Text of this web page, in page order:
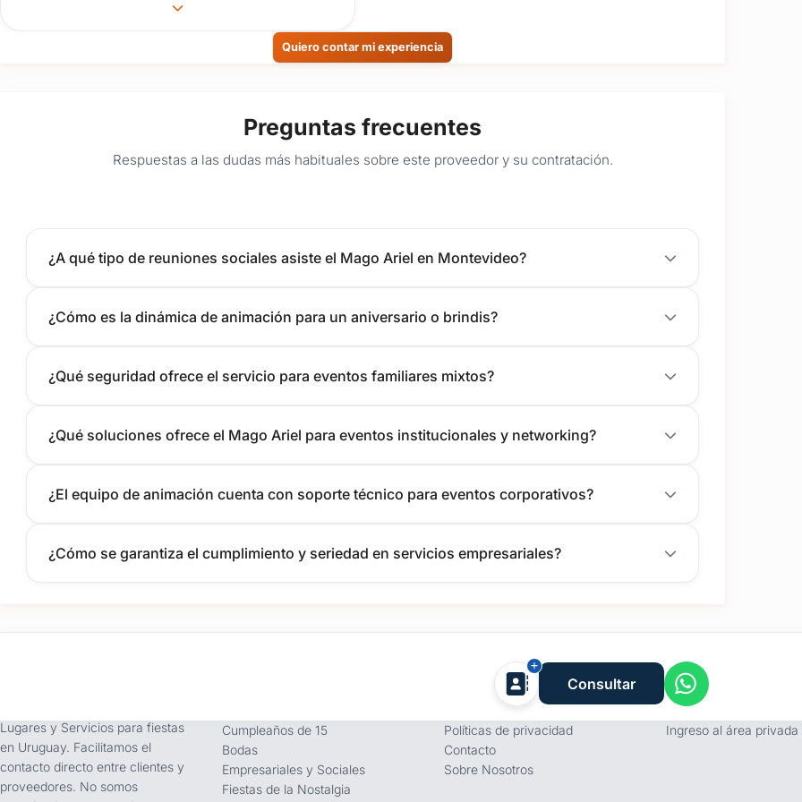
Quiero contar mi experiencia
Preguntas frecuentes
Respuestas a las dudas más habituales sobre este proveedor y su contratación.
¿A qué tipo de reuniones sociales asiste el Mago Ariel en Montevideo?
¿Cómo es la dinámica de animación para un aniversario o brindis?
¿Qué seguridad ofrece el servicio para eventos familiares mixtos?
¿Qué soluciones ofrece el Mago Ariel para eventos institucionales y networking?
¿El equipo de animación cuenta con soporte técnico para eventos corporativos?
¿Cómo se garantiza el cumplimiento y seriedad en servicios empresariales?
Consultar
Lugares y Servicios para fiestas
en Uruguay. Facilitamos el
contacto directo entre clientes y
proveedores. No somos
Cumpleaños de 15
Bodas
Empresariales y Sociales
Fiestas de la Nostalgia
Empresa
Términos y condiciones
Políticas de privacidad
Contacto
Sobre Nosotros
Proveedores
Registro de proveedores
Ingreso al área privada